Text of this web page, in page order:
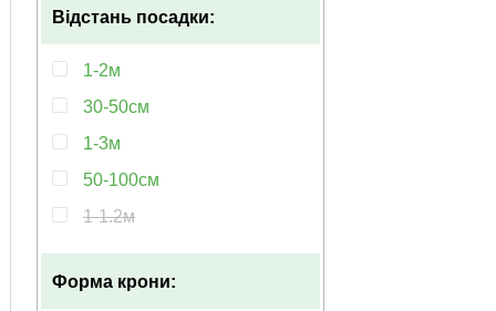
серпень-жовтень
серпень вересень
квітень-травень
квітень-жовтень
липень
липень до заморозків
липень-листопад
Відстань посадки:
1-2м
30-50см
1-3м
50-100см
1-1.2м
10-20см
10-30см
Форма крони: